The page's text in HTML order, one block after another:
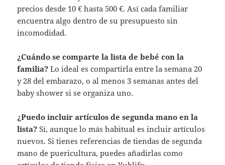
precios desde 10 € hasta 500 €. Así cada familiar
encuentra algo dentro de su presupuesto sin
incomodidad.
¿Cuándo se comparte la lista de bebé con la
familia? Lo ideal es compartirla entre la semana 20
y 28 del embarazo, o al menos 3 semanas antes del
baby shower si se organiza uno.
¿Puedo incluir artículos de segunda mano en la
lista? Sí, aunque lo más habitual es incluir artículos
nuevos. Si tienes referencias de tiendas de segunda
mano de puericultura, puedes añadirlas como